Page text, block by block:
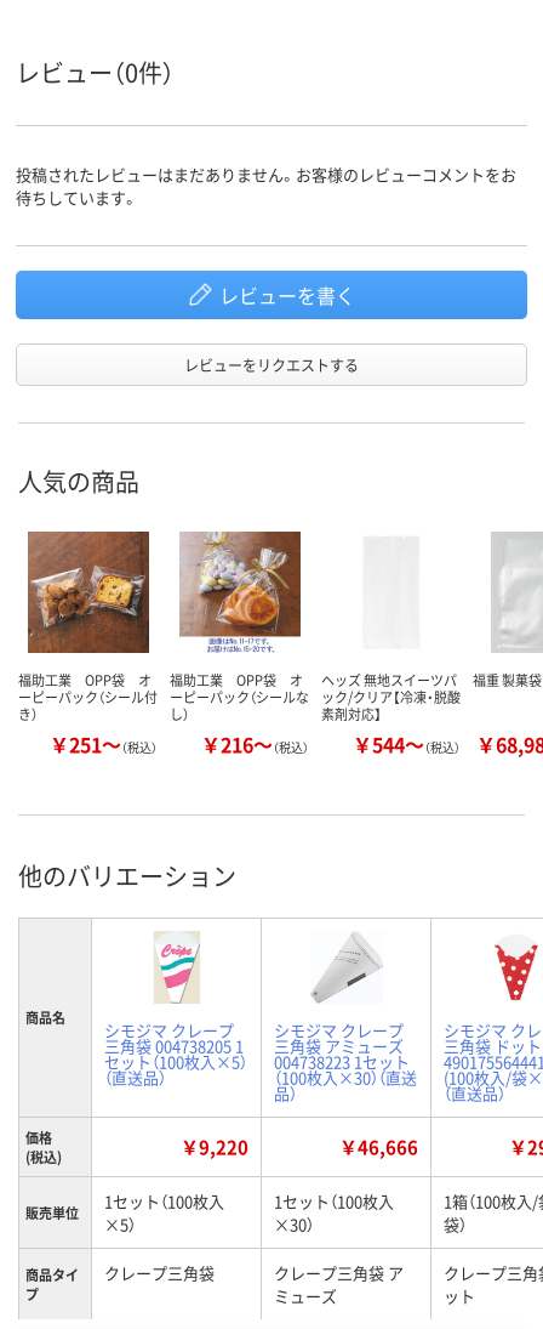
レビュー（0件）
投稿されたレビューはまだありません。お客様のレビューコメントをお
待ちしています。
レビューを書く
レビューをリクエストする
人気の商品
福助工業 OPP袋 オ
ーピーパック（シール付
き）
￥251～（税込）
福助工業 OPP袋 オ
ーピーパック（シールな
し）
￥216～（税込）
ヘッズ 無地スイーツパ
ック/クリア【冷凍・脱酸
素剤対応】
￥544～（税込）
福重 製菓袋
￥
他のバリエーション
商品名
シモジマ クレープ
三角袋 004738205 1
セット（100枚入×5）
（直送品）
シモジマ クレープ
三角袋 アミューズ
004738223 1セット
（100枚入×30）（直送
品）
シモジマ ク
三角袋 ドット
(100枚入/袋
（直送品）
価格
(税込)
￥9,220 ￥46,666 ￥
販売単位
1セット（100枚入
×5）
1セット（100枚入
×30）
1箱（100枚
袋）
商品タイ
プ
クレープ三角袋
クレープ三角袋 ア
ミューズ
クレープ三角
ット